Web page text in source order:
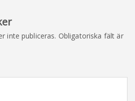
inte publiceras. Obligatoriska fält är